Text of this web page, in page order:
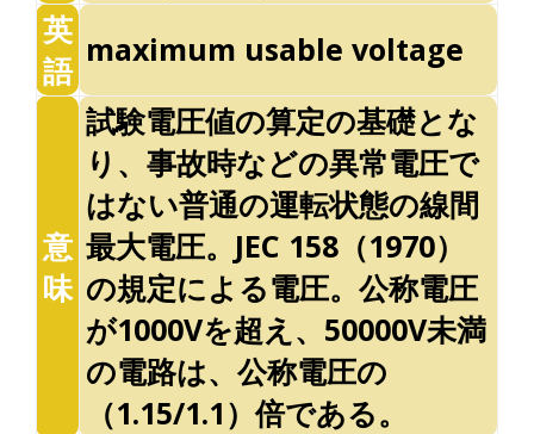
英
語
maximum usable voltage
意
味
試験電圧値の算定の基礎とな
り、事故時などの異常電圧で
はない普通の運転状態の線間
最大電圧。JEC 158（1970）
の規定による電圧。公称電圧
が1000Vを超え、50000V未満
の電路は、公称電圧の
（1.15/1.1）倍である。